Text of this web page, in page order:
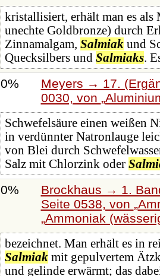
kristallisiert, erhält man es
unechte Goldbronze) durch
Zinnamalgam, Salmiakund
Quecksilbers und Salmiaks.
0%
Meyers → 17.
0030, von
Schwefelsäure einen weißen
in verdünnter Natronlauge
von Blei durch
Salz mit Chlorzink oder
0%
Brockhaus → 1.
Seite 0538, von
Ammoniak
bezeichnet. Man erhält es in
Salmiakmit gepulvertem
und gelinde erwärmt; das